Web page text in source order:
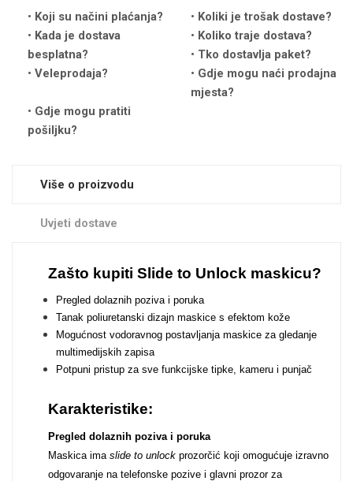
Koji su načini plaćanja?
Koliki je trošak dostave?
Kada je dostava
besplatna?
Koliko traje dostava?
Tko dostavlja paket?
Veleprodaja?
Gdje mogu naći prodajna
mjesta?
Gdje mogu pratiti
pošiljku?
Više o proizvodu
Uvjeti dostave
Zašto kupiti Slide to Unlock maskicu?
Pregled dolaznih poziva i poruka
Tanak poliuretanski dizajn maskice s efektom kože
Mogućnost vodoravnog postavljanja maskice za gledanje
multimedijskih zapisa
Potpuni pristup za sve funkcijske tipke, kameru i punjač
Karakteristike:
Pregled dolaznih poziva i poruka
Maskica ima slide to unlock prozorčić koji omogućuje izravno
odgovaranje na telefonske pozive i glavni prozor za
Zodiac
Monogrami Dječji motivi